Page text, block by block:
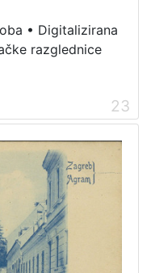
• Digitalizirana
razglednice
23